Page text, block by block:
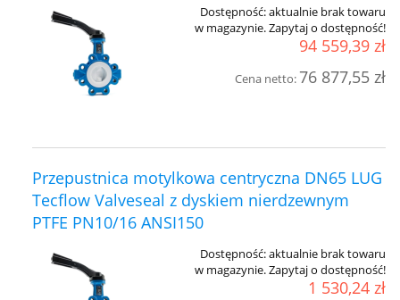
Dostępność:aktualnie brak towaru
w magazynie. Zapytaj o dostępność!
94 559,39 zł
Cena netto:76 877,55 zł
Przepustnica motylkowa centryczna DN65 LUG
Tecflow Valveseal z dyskiem nierdzewnym
PTFE PN10/16 ANSI150
Dostępność:aktualnie brak towaru
w magazynie. Zapytaj o dostępność!
1 530,24 zł